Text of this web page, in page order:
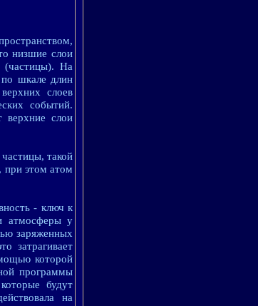
низшие слои
(частицы). На
шкале длин
слоев
событий.
верхние слои
такой
при этом атом
- ключ к
атмосферы у
заряженных
затрагивает
которой
программы
будут
на